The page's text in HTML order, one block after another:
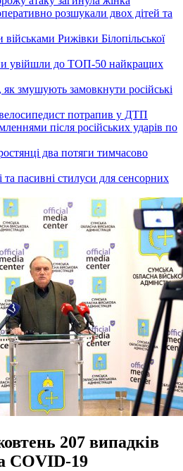
розшукали двох дітей та
Рижівки Білопільської
увійшли до ТОП-50 найкращих
змушують замовкнути російські
потрапив у ДТП
після російських ударів по
два потяги тимчасово
та пасивні стилуси для сенсорних
207 випадків
COVID-19